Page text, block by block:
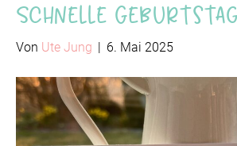
Schnelle
Von Ute Jung | 6. Mai 2025